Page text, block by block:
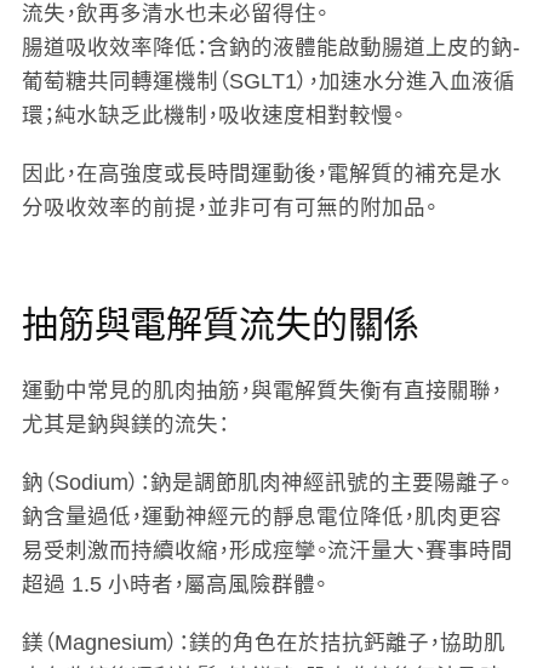
流失，飲再多清水也未必留得住。
腸道吸收效率降低 ：含鈉的液體能啟動腸道上皮的鈉-
葡萄糖共同轉運機制（SGLT1），加速水分進入血液循
環；純水缺乏此機制，吸收速度相對較慢。
因此，在高強度或長時間運動後，電解質的補充是水
分吸收效率的前提，並非可有可無的附加品。
抽筋與電解質流失的關係
運動中常見的肌肉抽筋，與電解質失衡有直接關聯，
尤其是鈉與鎂的流失：
鈉（Sodium） ：鈉是調節肌肉神經訊號的主要陽離子。
鈉含量過低，運動神經元的靜息電位降低，肌肉更容
易受刺激而持續收縮，形成痙攣。流汗量大、賽事時間
超過 1.5 小時者，屬高風險群體。
鎂（Magnesium） ：鎂的角色在於拮抗鈣離子，協助肌